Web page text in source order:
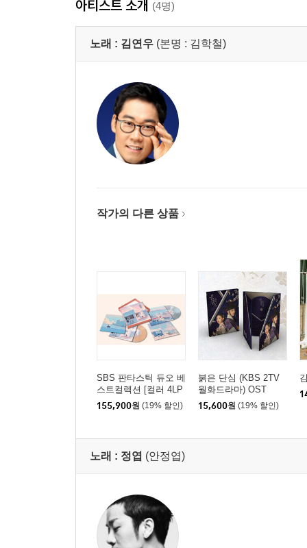
아티스트 소개 (4명)
노래 : 김연우 (본명 : 김학철)
작가의 다른 상품
SBS 판타스틱 듀오 베
스트컬렉션 [컬러 4LP
박스세트]
155,900원 (19% 할인)
붉은 단심 (KBS 2TV
월화드라마) OST
15,600원 (19% 할인)
노래 : 정엽 (안정엽)